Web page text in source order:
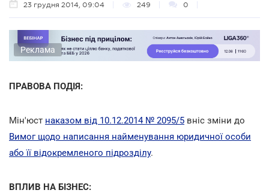
23 грудня 2014, 09:04 249 0
Реклама
ПРАВОВА ПОДІЯ:
Мін'юст наказом від 10.12.2014 № 2095/5 вніс зміни до
Вимог щодо написання найменування юридичної особи
або її відокремленого підрозділу.
ВПЛИВ НА БІЗНЕС: